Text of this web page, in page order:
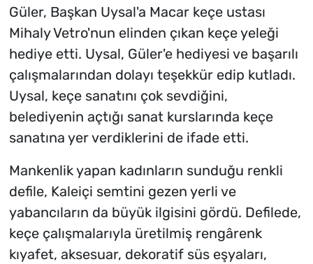
Güler, Başkan Uysal'a Macar keçe ustası
Mihaly Vetro'nun elinden çıkan keçe yeleği
hediye etti. Uysal, Güler'e hediyesi ve başarılı
çalışmalarından dolayı teşekkür edip kutladı.
Uysal, keçe sanatını çok sevdiğini,
belediyenin açtığı sanat kurslarında keçe
sanatına yer verdiklerini de ifade etti.
Mankenlik yapan kadınların sunduğu renkli
defile, Kaleiçi semtini gezen yerli ve
yabancıların da büyük ilgisini gördü. Defilede,
keçe çalışmalarıyla üretilmiş rengârenk
kıyafet, aksesuar, dekoratif süs eşyaları,